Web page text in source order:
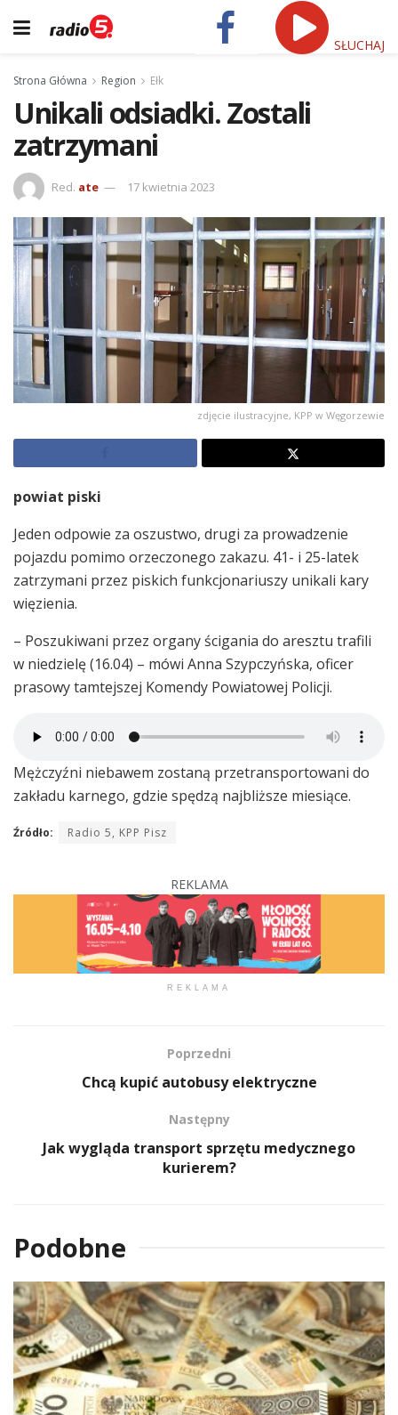
SŁUCHAJ
Strona Główna Region Ełk
Unikali odsiadki. Zostali
zatrzymani
Red. ate 17 kwietnia 2023
zdjęcie ilustracyjne, KPP w Węgorzewie
powiat piski
Jeden odpowie za oszustwo, drugi za prowadzenie
pojazdu pomimo orzeczonego zakazu. 41- i 25-latek
zatrzymani przez piskich funkcjonariuszy unikali kary
więzienia.
– Poszukiwani przez organy ścigania do aresztu trafili
w niedzielę (16.04) – mówi Anna Szypczyńska, oficer
prasowy tamtejszej Komendy Powiatowej Policji.
Mężczyźni niebawem zostaną przetransportowani do
zakładu karnego, gdzie spędzą najbliższe miesiące.
Źródło: Radio 5, KPP Pisz
REKLAMA
REKLAMA
Poprzedni
Chcą kupić autobusy elektryczne
Następny
Jak wygląda transport sprzętu medycznego
kurierem?
Podobne